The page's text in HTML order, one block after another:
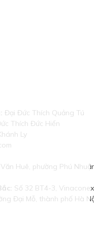
Đại Đức Thích Quảng Tú
Thích Đức Hiển
Ly
Huê, phường Phú
Số 32 BT4-3,
Đại Mỗ, thành phố Hà